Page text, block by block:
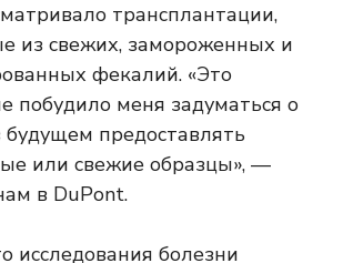
трансплантации,
из свежих, замороженных и
фекалий. «Это
побудило меня задуматься о
предоставлять
или свежие образцы», —
в DuPont.
исследования болезни